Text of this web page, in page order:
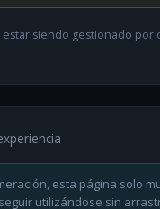
siendo gestionado por
esta página solo
utilizándose sin